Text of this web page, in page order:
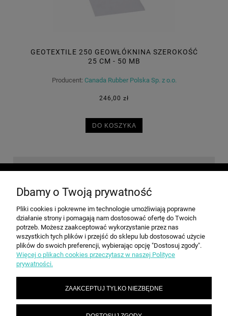
GEOTEXTILE 250 GEOWŁÓKNINA SZEROKOŚĆ
25 CM - 50 MB
Producent: Canada Rubber Polska Sp. z o.o.
246,00 zł
DO KOSZYKA
INFORMACJE
PŁATNOŚCI I DOSTAWA
Dbamy o Twoją prywatność
Pliki cookies i pokrewne im technologie umożliwiają poprawne
działanie strony i pomagają nam dostosować ofertę do Twoich
potrzeb. Możesz zaakceptować wykorzystanie przez nas
wszystkich tych plików i przejść do sklepu lub dostosować użycie
plików do swoich preferencji, wybierając opcję "Dostosuj zgody".
Więcej o plikach cookies przeczytasz w naszej Polityce
prywatności.
ZAAKCEPTUJ TYLKO NIEZBĘDNE